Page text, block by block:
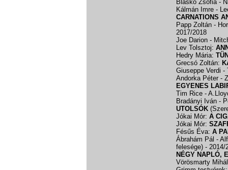
Blaskó Zsófia -
Kálmán Imre -
CARNATIONS
Papp Zoltán -
2017/2018
Joe Darion -
Lev Tolsztoj:
Hedry Mária:
Grecsó Zoltán:
Giuseppe Verdi
Andorka Péter -
EGYENES
Tim Rice -
Bradányi Iván -
UTOLSÓK
Jókai Mór: A
Jókai Mór:
Fésűs Éva: A
Ábrahám Pál -
felesége) - 2014/
NÉGY NAPLÓ,
Vörösmarty